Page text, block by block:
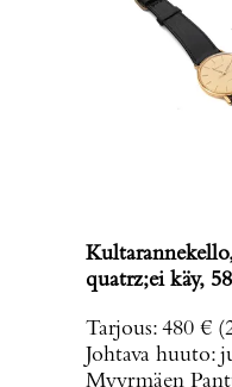
quatrz;ei käy,
Tarjous: 480 €
Johtava huuto:
Myyrmäen